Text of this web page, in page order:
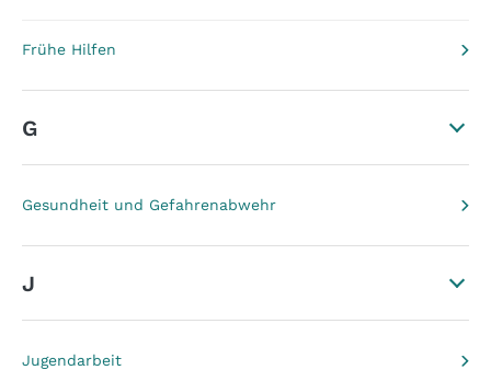
Frühe Hilfen
G
Gesundheit und Gefahrenabwehr
J
Jugendarbeit